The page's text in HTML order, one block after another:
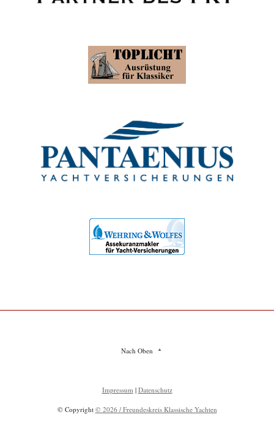
Nach Oben
Impressum | Datenschutz
© Copyright © 2026 / Freundeskreis Klassische Yachten